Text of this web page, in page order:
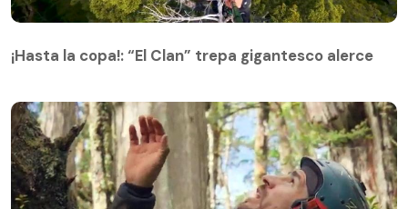
¡Hasta la copa!: “El Clan” trepa gigantesco alerce